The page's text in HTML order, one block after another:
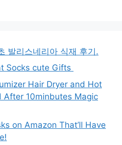
발리스네리아 식재 후기.
Socks cute Gifts
Hair Dryer and Hot
After 10minbutes Magic
on Amazon That’ll Have